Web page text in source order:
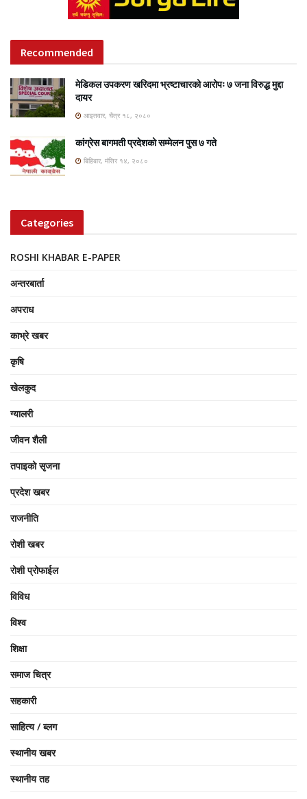
Recommended
मेडिकल उपकरण खरिदमा भ्रष्टाचारको आरोपः ७ जना विरुद्ध मुद्दा
दायर
आइतवार, चैत्र १८, २०८०
कांग्रेस बागमती प्रदेशको सम्मेलन पुस ७ गते
बिहिबार, मंसिर १४, २०८०
Categories
ROSHI KHABAR E-PAPER
अन्तरबार्ता
अपराध
काभ्रे खबर
कृषि
खेलकुद
ग्यालरी
जीवन शैली
तपाइको सृजना
प्रदेश खबर
राजनीति
रोशी खबर
रोशी प्रोफाईल
विविध
विश्व
शिक्षा
समाज चित्र
सहकारी
साहित्य / ब्लग
स्थानीय खबर
स्थानीय तह